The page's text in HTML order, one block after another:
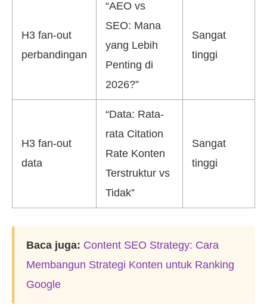
H3 fan-out
perbandingan
“AEO vs
SEO: Mana
yang Lebih
Penting di
2026?”
Sangat
tinggi
H3 fan-out
data
“Data: Rata-
rata Citation
Rate Konten
Terstruktur vs
Tidak”
Sangat
tinggi
Baca juga: Content SEO Strategy: Cara
Membangun Strategi Konten untuk Ranking
Google